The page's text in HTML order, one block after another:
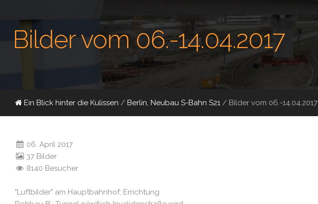
Bilder vom 06.-14.04.2017
Ein Blick hinter die Kulissen / Berlin, Neubau S-Bahn S21 / Bilder vom 06.-14.04.2017
06. April 2017
37 Bilder
8140 Besucher
"Luftbilder" am Hauptbahnhof; Errichtung